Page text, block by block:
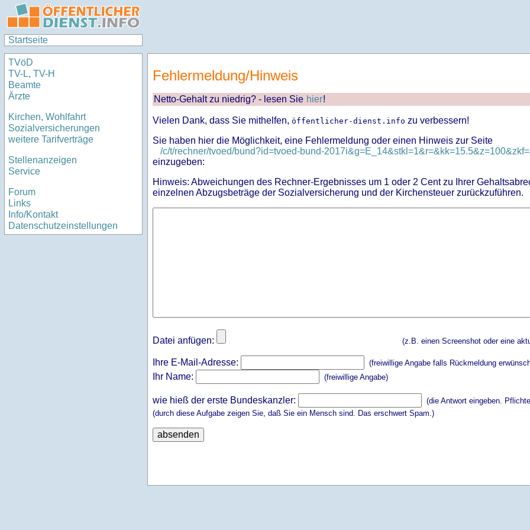
Startseite
TVöD
TV-L, TV-H
Beamte
Ärzte
Kirchen, Wohlfahrt
Sozialversicherungen
weitere Tarifverträge
Stellenanzeigen
Service
Forum
Links
Info/Kontakt
Datenschutzeinstellungen
Fehlermeldung/Hinweis
Netto-Gehalt zu niedrig? - lesen Sie hier!
Vielen Dank, dass Sie mithelfen, öffentlicher-dienst.info zu verbessern!
Sie haben hier die Möglichkeit, eine Fehlermeldung oder einen Hinweis zur Seite
/c/t/rechner/tvoed/bund?id=tvoed-bund-
einzugeben:
Hinweis: Abweichungen des Rechner-Ergebnisses um 1 oder 2 Cent zu Ihrer
einzelnen Abzugsbeträge der Sozialversicherung und der Kirchensteuer zurückzuführen.
Datei anfügen: (z.B. einen Screenshot oder eine
Ihre E-Mail-Adresse: (freiwillige Angabe falls Rückmeldung
Ihr Name: (freiwillige Angabe)
wie hieß der erste Bundeskanzler:
(die Antwort eingeben.
(durch diese Aufgabe zeigen Sie, daß Sie ein Mensch sind. Das erschwert Spam.)